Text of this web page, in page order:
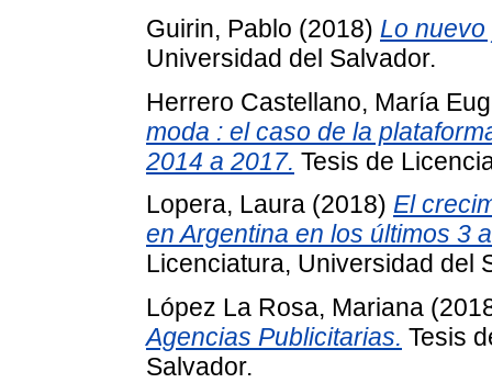
Guirin, Pablo (2018) Lo
Universidad del Salvador.
Herrero Castellano, María
moda : el caso de la
2014 a 2017. Tesis de
Lopera, Laura (2018) El
en Argentina en los últimos 3
Licenciatura, Universidad del
López La Rosa, Mariana
Agencias Publicitarias. Tesis
Salvador.